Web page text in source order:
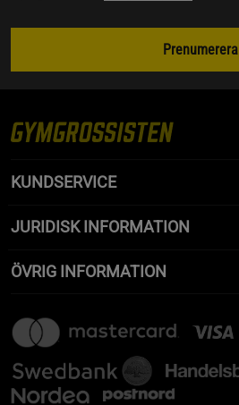
Prenumerera
KUNDSERVICE
JURIDISK INFORMATION
ÖVRIG INFORMATION